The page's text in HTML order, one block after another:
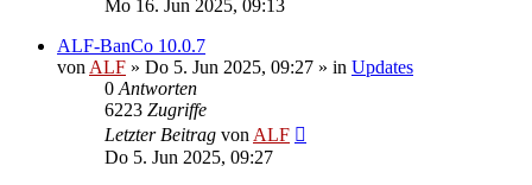
Mo 16. Jun 2025, 09:13
ALF-BanCo 10.0.7
von ALF » Do 5. Jun 2025, 09:27 » in Updates
0 Antworten
6223 Zugriffe
Letzter Beitrag von ALF
Do 5. Jun 2025, 09:27